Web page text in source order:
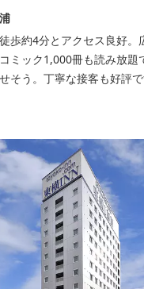
歩約4分とアクセス良好。
ミック1,000冊も読み放題
そう。丁寧な接客も好評で